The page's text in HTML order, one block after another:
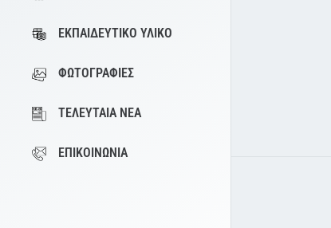
ΕΚΠΑΙΔΕΥΤΙΚΌ ΥΛΙΚΌ
ΦΩΤΟΓΡΑΦΊΕΣ
ΤΕΛΕΥΤΑΊΑ ΝΈΑ
ΕΠΙΚΟΙΝΩΝΊΑ